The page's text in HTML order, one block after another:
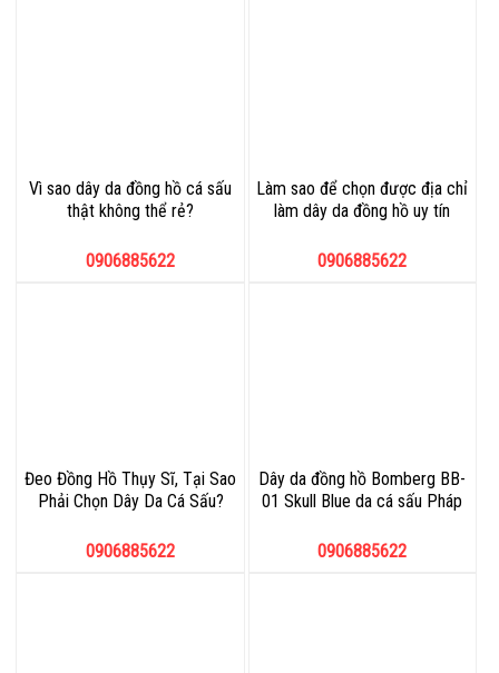
Vì sao dây da đồng hồ cá sấu
thật không thể rẻ?
0906885622
Làm sao để chọn được địa chỉ
làm dây da đồng hồ uy tín
0906885622
Đeo Đồng Hồ Thụy Sĩ, Tại Sao
Phải Chọn Dây Da Cá Sấu?
0906885622
Dây da đồng hồ Bomberg BB-
01 Skull Blue da cá sấu Pháp
0906885622